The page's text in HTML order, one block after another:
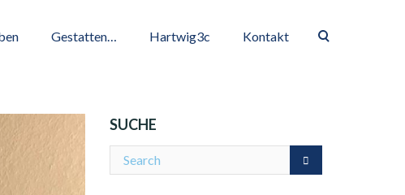
Gestatten… Hartwig3c Kontakt
SUCHE